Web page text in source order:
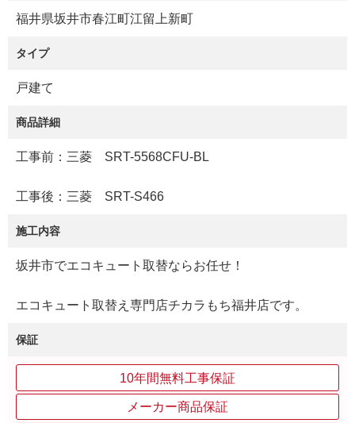
福井県坂井市春江町江留上新町
タイプ
戸建て
商品詳細
工事前：三菱 SRT-5568CFU-BL
工事後：三菱 SRT-S466
施工内容
坂井市でエコキュート取替ならお任せ！
エコキュート取替え専門店チカラもち福井店です。
保証
10年間無料工事保証
メーカー商品保証